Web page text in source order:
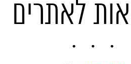
לאתרים